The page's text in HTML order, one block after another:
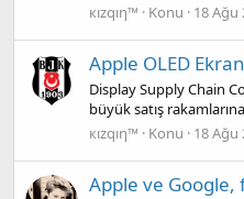
кızqıη™
Konu 18 Ağu
Apple OLED
Display Supply Chain
büyük satış
кızqıη™
Konu 18 Ağu
Apple ve Google,